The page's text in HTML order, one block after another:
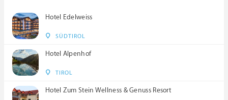
Hotel Edelweiss
SÜDTIROL
Hotel Alpenhof
TIROL
Hotel Zum Stein Wellness & Genuss Resort